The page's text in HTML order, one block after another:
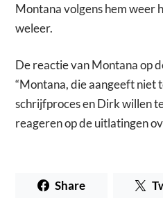
Montana volgens hem weer
weleer.
De reactie van Montana op
“Montana, die aangeeft niet
schrijfproces en Dirk willen
reageren op de uitlatingen
Share